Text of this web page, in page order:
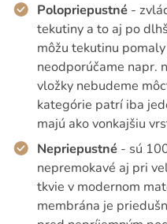
Polopriepustné-
tekutiny a to aj po
môžu tekutinu
neodporúčame napr.
vložky nebudeme
kategórie patrí iba
majú ako vonkajšiu
Nepriepustné- sú
nepremokavé aj pri
tkvie v modernom
membrána je